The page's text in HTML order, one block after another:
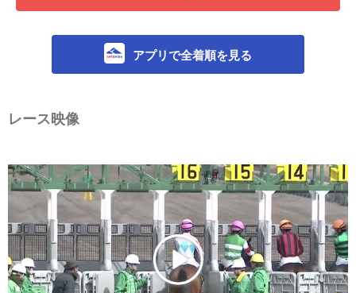
アプリで全着順を見る
レース映像